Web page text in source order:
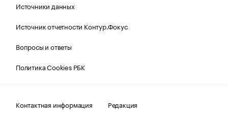
Источники данных
Источник отчетности Контур.Фокус
Вопросы и ответы
Политика Cookies РБК
Контактная информация
Редакция